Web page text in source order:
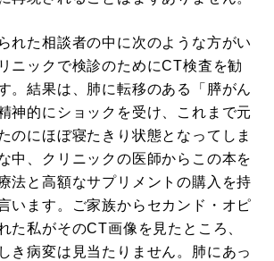
れた相談者の中に次のような方がい
ニックで検診のためにCT検査を勧
。結果は、肺に転移のある「膵がん
神的にショックを受け、これまで元
のにほぼ寝たきり状態となってしま
中、クリニックの医師からこの本を
法と高額なサプリメントの購入を持
います。ご家族からセカンド・オピ
た私がそのCT画像を見たところ、
き病変は見当たりません。肺にあっ